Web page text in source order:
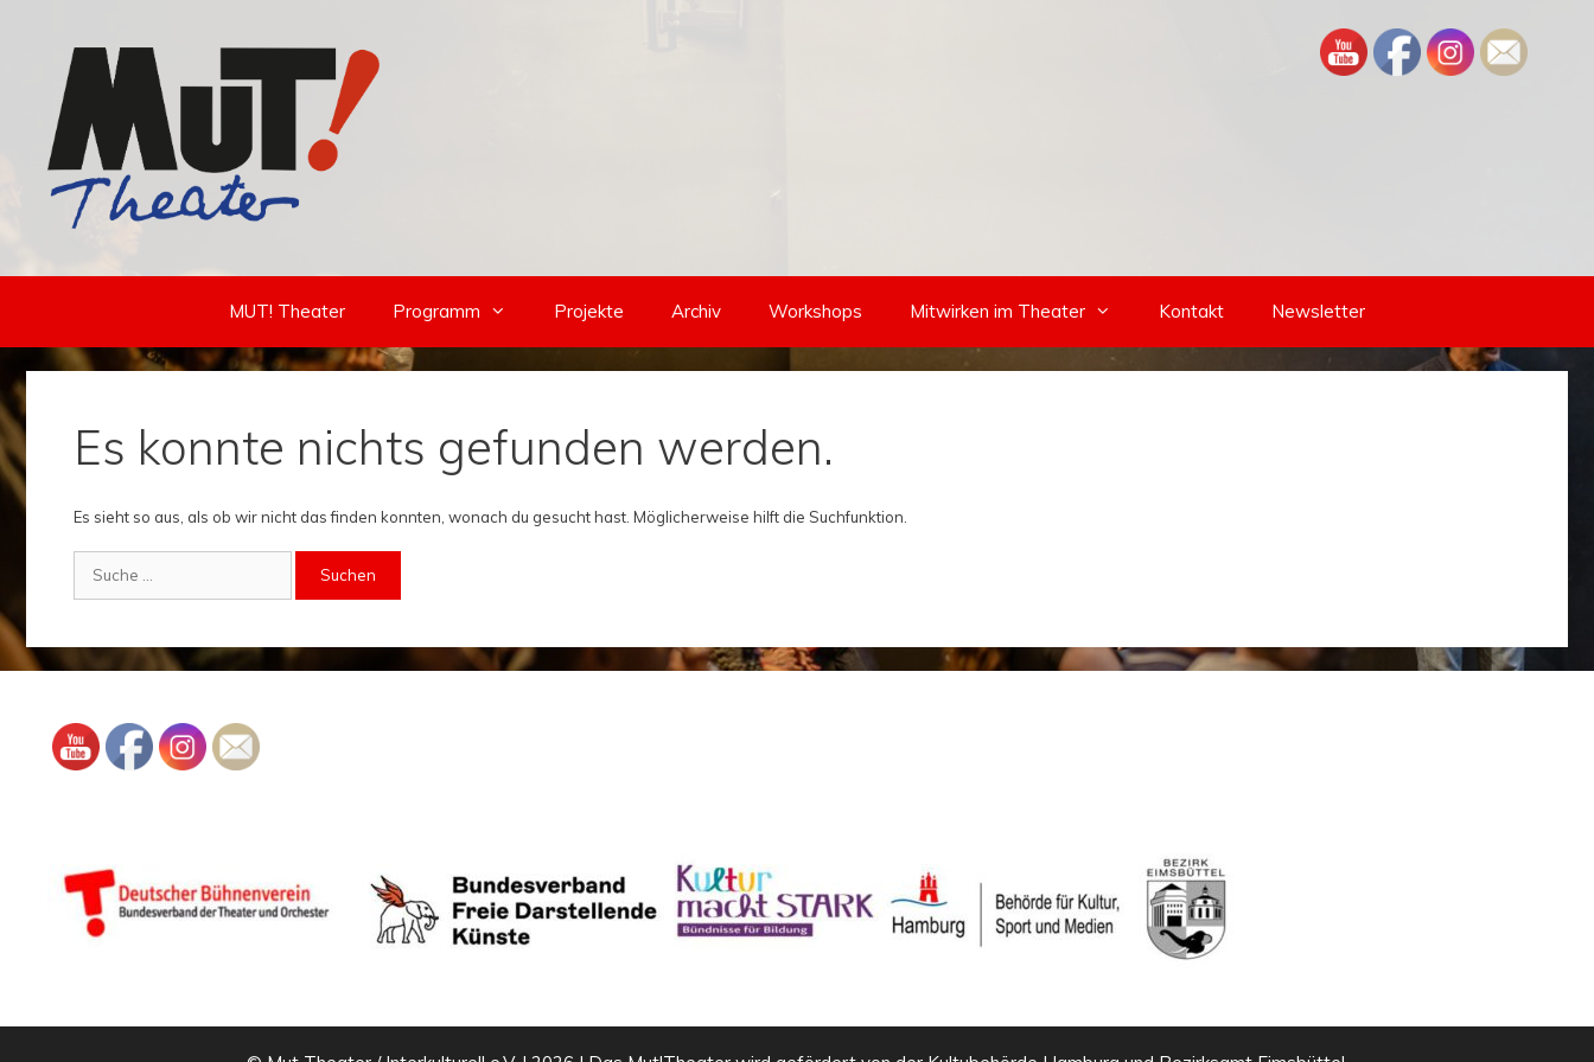
MUT! Theater Programm Projekte Archiv Workshops Mitwirken im Theater Kontakt Newsletter
Es konnte nichts gefunden werden.
Es sieht so aus, als ob wir nicht das finden konnten, wonach du gesucht hast. Möglicherweise hilft die Suchfunktion.
nach: